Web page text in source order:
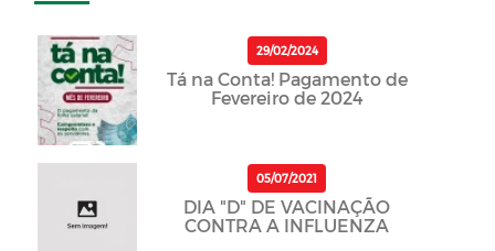
29/02/2024
Tá na Conta! Pagamento de
Fevereiro de 2024
05/07/2021
DIA "D" DE VACINAÇÃO
CONTRA A INFLUENZA